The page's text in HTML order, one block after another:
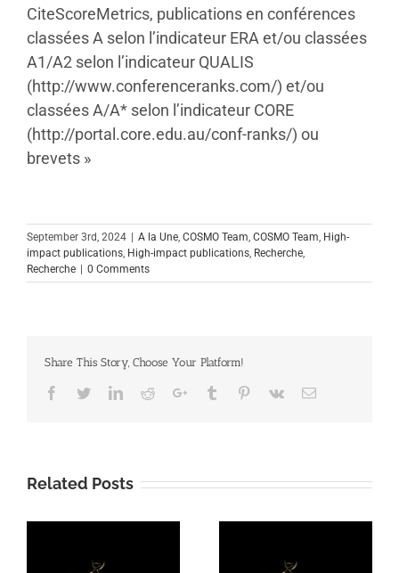
CiteScoreMetrics, publications en conférences
classées A selon l’indicateur ERA et/ou classées
A1/A2 selon l’indicateur QUALIS
(http://www.conferenceranks.com/) et/ou
classées A/A* selon l’indicateur CORE
(http://portal.core.edu.au/conf-ranks/) ou
brevets »
September 3rd, 2024 A la Une, COSMO Team, COSMO Team, High-
impact publications, High-impact publications, Recherche,
Recherche
0 Comments
Share This Story, Choose Your Platform!
Facebook
TwitterLinkedinRedditGoogle+Tumblr Pinterest
Vk Email
Related Posts